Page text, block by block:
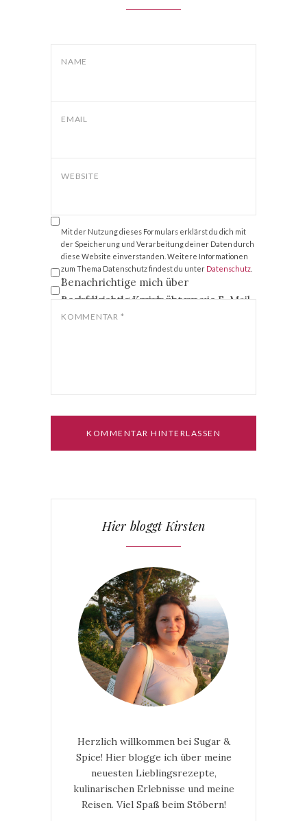
NAME
EMAIL
WEBSITE
Mit der Nutzung dieses Formulars erklärst du dich mit
der Speicherung und Verarbeitung deiner Daten durch
diese Website einverstanden. Weitere Informationen
zum Thema Datenschutz findest du unter Datenschutz
*
Benachrichtige mich über
nachfolgende Kommentare via E-Mail.
Benachrichtige mich über neue
Beiträge via E-Mail.
KOMMENTAR *
Hier bloggt Kirsten
Herzlich willkommen bei Sugar &
Spice! Hier blogge ich über meine
neuesten Lieblingsrezepte,
kulinarischen Erlebnisse und meine
Reisen. Viel Spaß beim Stöbern!